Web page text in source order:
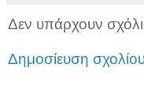
Δεν υπάρχουν
Δημοσίευση